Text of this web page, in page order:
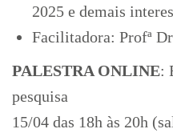
2025 e demais
Facilitadora: Profª
PALESTRA ONLINE:
pesquisa
15/04 das 18h às 20h